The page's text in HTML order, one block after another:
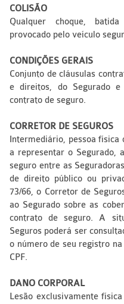
COLISÃO
Qualquer choque,
provocado pelo veículo
CONDIÇÕES GERAIS
Conjunto de cláusulas
e direitos, do Segurado
contrato de seguro.
CORRETOR DE SEGUROS
Intermediário, pessoa
a representar o Segurado,
seguro entre as
de direito público ou
73/66, o Corretor de
ao Segurado sobre as
contrato de seguro. A
Seguros poderá ser
o número de seu registro na
CPF.
DANO CORPORAL
Lesão exclusivamente